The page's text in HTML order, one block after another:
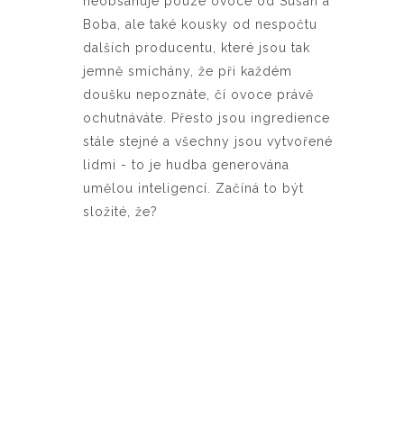
Boba, ale také kousky od nespočtu
dalších producentu, které jsou tak
jemně smíchány, že při každém
doušku nepoznáte, čí ovoce právě
ochutnáváte. Přesto jsou ingredience
stále stejné a všechny jsou vytvořené
lidmi - to je hudba generována
umělou inteligencí. Začíná to být
složité, že?